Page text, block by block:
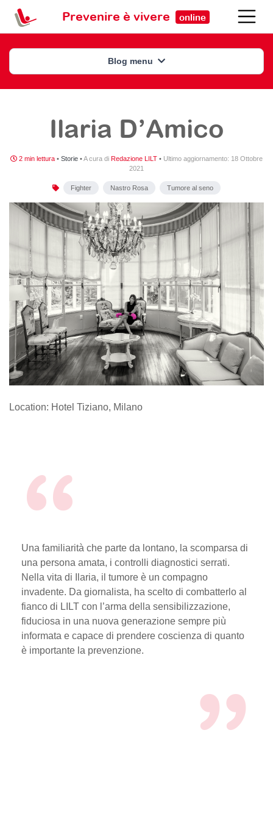
Prevenire è vivere online
Blog menu
Ilaria D’Amico
2 min lettura • Storie •A cura di Redazione LILT • Ultimo aggiornamento: 18 Ottobre
2021
Fighter Nastro Rosa Tumore al seno
Location: Hotel Tiziano, Milano
Una familiarità che parte da lontano, la scomparsa di
una persona amata, i controlli diagnostici serrati.
Nella vita di Ilaria, il tumore è un compagno
invadente. Da giornalista, ha scelto di combatterlo al
fianco di LILT con l’arma della sensibilizzazione,
fiduciosa in una nuova generazione sempre più
informata e capace di prendere coscienza di quanto
è importante la prevenzione.